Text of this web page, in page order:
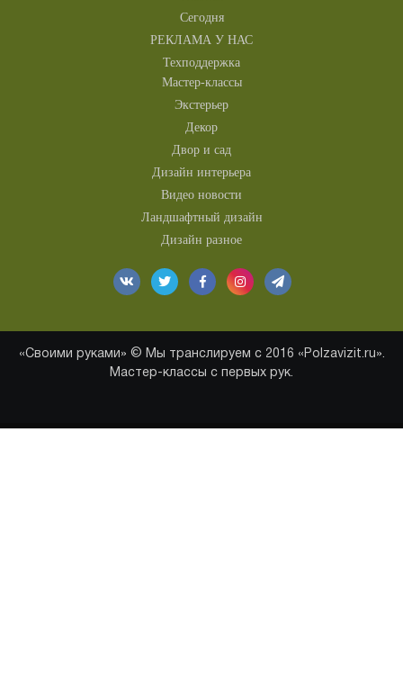
Сегодня
РЕКЛАМА У НАС
Техподдержка
Мастер-классы
Экстерьер
Декор
Двор и сад
Дизайн интерьера
Видео новости
Ландшафтный дизайн
Дизайн разное
«Своими руками» © Мы транслируем с 2016 «Polzavizit.ru».
Мастер-классы с первых рук.